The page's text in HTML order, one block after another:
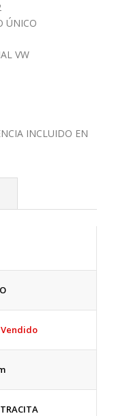
ÚNICO
VW
INCLUIDO EN
Vendido